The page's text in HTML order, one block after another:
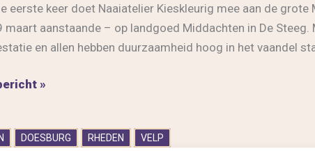
eerste keer doet Naaiatelier Kieskleurig mee aan de
maart aanstaande – op landgoed Middachten in De
en allen hebben duurzaamheid hoog in het vaandel
»
DOESBURG RHEDEN VELP